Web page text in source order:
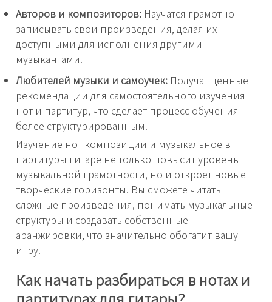
Авторов и композиторов: Научатся грамотно
записывать свои произведения, делая их
доступными для исполнения другими
музыкантами.
Любителей музыки и самоучек: Получат ценные
рекомендации для самостоятельного изучения
нот и партитур, что сделает процесс обучения
более структурированным.
Изучение нот композиции и музыкальное в
партитуры гитаре не только повысит уровень
музыкальной грамотности, но и откроет новые
творческие горизонты. Вы сможете читать
сложные произведения, понимать музыкальные
структуры и создавать собственные
аранжировки, что значительно обогатит вашу
игру.
Как начать разбираться в нотах и